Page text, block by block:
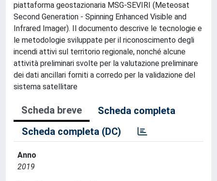
piattaforma geostazionaria MSG-SEVIRI (Meteosat
Second Generation - Spinning Enhanced Visible and
Infrared Imager). Il documento descrive le tecnologie e
le metodologie sviluppate per il riconoscimento degli
incendi attivi sul territorio regionale, nonché alcune
attività preliminari svolte per la valutazione preliminare
dei dati ancillari forniti a corredo per la validazione del
sistema satellitare
Scheda breve
Scheda completa
Scheda completa (DC)
Anno
2019